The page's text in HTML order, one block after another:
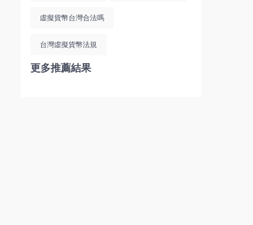
虛擬貨幣台灣合法嗎
台灣虛擬貨幣法規
更多推薦結果